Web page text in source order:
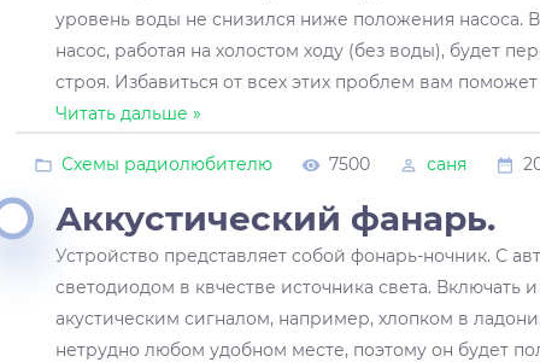
уровень воды не снизился ниже положения насоса.
насос, работая на холостом ходу (без воды), будет
строя. Избавиться от всех этих проблем вам
Читать дальше »
Схемы радиолюбителю 7500 саня
Аккустический фанарь.
Устройство представляет собой фонарь-ночник. С
светодиодом в квчестве источника света. Включать
акустическим сигналом, например, хлопком в
нетрудно любом удобном месте, поэтому он будет